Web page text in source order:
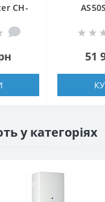
CH-
51
у категоріях